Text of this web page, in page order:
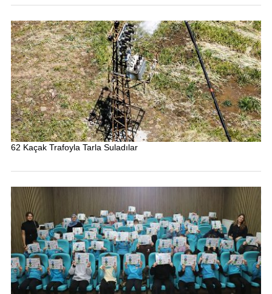
62 Kaçak Trafoyla Tarla Suladılar